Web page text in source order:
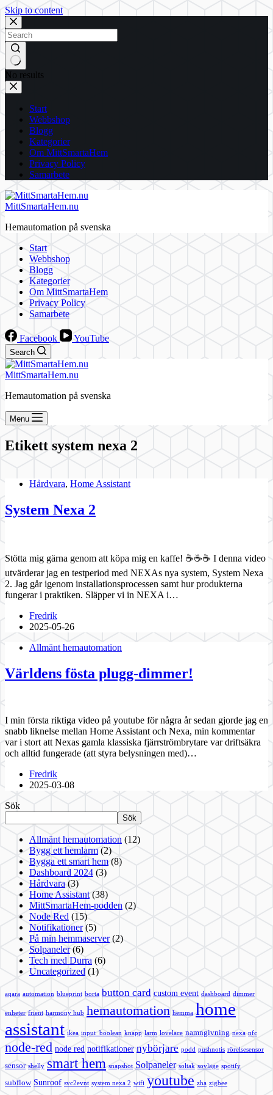
Skip to content
No results
Start
Webbshop
Blogg
Kategorier
Om MittSmartaHem
Privacy Policy
Samarbete
MittSmartaHem.nu
Hemautomation på svenska
Start
Webbshop
Blogg
Kategorier
Om MittSmartaHem
Privacy Policy
Samarbete
Facebook YouTube
Search
MittSmartaHem.nu
Hemautomation på svenska
Menu
Etikett system nexa 2
Hårdvara, Home Assistant
System Nexa 2
Stötta mig gärna genom att köpa mig en kaffe! ☕☕☕ I denna video
utvärderar jag en testperiod med NEXAs nya system, System Nexa
2. Jag går igenom installationsprocessen samt hur produkterna
fungerar i praktiken. Släpper vi in NEXA i…
Fredrik
2025-05-26
Allmänt hemautomation
Världens fösta plugg-dimmer!
I min första riktiga video på youtube för några år sedan gjorde jag en
snabb liknelse mellan Home Assistant och Nexa, min kommentar
var i stort att Nexas gamla klassiska fjärrströmbrytare var driftsäkra
och alltid fungerade (att styra belysningen med)…
Fredrik
2025-03-08
Sök
Sök
Allmänt hemautomation (12)
Bygg ett hemlarm (2)
Bygga ett smart hem (8)
Dashboard 2024 (3)
Hårdvara (3)
Home Assistant(38)
MittSmartaHem-podden (2)
Node Red (15)
Notifikationer(5)
På min hemmaserver(2)
Solpaneler(6)
Tech med Durra (6)
Uncategorized (1)
aqara automation blueprint borta button card custom event dashboard dimmer
enheter frient harmony hub hemautomation hemma home
assistant ikea input_boolean knapp larm lovelace namngivning nexa nfc
node-red node red notifikationer nybörjare podd pushnotis rörelsesensor
sensor shelly smart hem snapshot Solpaneler soltak sovläge spotify
subflow Sunroof svc2evnt system nexa 2 wifi youtube zha zigbee